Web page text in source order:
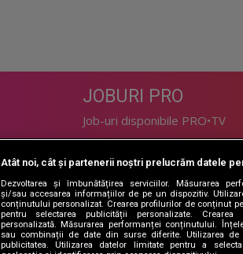
JOBURI PRO
Job-uri disponibile PRO•TV
LIFESTYLE
Doctor de Bine
Acasă
Acasă Gold
Perfecte
Atât noi, cât și partenerii noștri prelucrăm datele
Dezvoltarea și îmbunătățirea serviciilor. Măsurarea
și/sau accesarea informațiilor de pe un dispozitiv.
conținutului personalizat. Crearea profilurilor de conținut
pentru selectarea publicității personalizate.
personalizată. Măsurarea performanței conținutului.
sau combinații de date din surse diferite. Utilizarea de
publicitatea. Utilizarea datelor limitate pentru a